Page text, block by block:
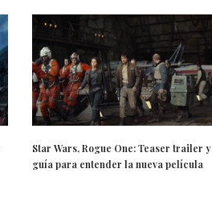
Star Wars, Rogue One: Teaser trailer y
guía para entender la nueva película